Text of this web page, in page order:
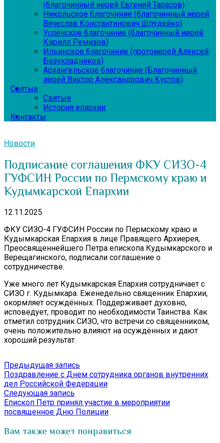
(благочинный иерей Евгений Тарасов)
Никольское благочиние (благочинный иерей
Вячеслав Константинович Шпудейко)
Успенское благочиние (благочинный иерей
Кирилл Ремизов)
Ильинское благочиние (протоиерей Алексей
Безукладников)
Архангельское благочиние (Благочинный
иерей Виктор Александрович Кустов)
Святые
Святые
История епархии
Контакты
Новости
Подписание соглашения ФКУ СИЗО-4
ГУФСИН России по Пермскому краю и
Кудымкарской Епархии
12.11.2025
ФКУ СИЗО-4 ГУФСИН России по Пермскому краю и
Кудымкарская Епархия в лице Правящего Архиерея,
Преосвященнейшего Петра епископа Кудымкарского и
Верещагинского, подписали соглашение о
сотрудничестве.
Уже много лет Кудымкарская Епархия сотрудничает с
СИЗО г. Кудымкара. Еженедельно священник Епархии,
окормляет осуждённых. Поддерживает духовно,
исповедует, проводит по необходимости Таинства. Как
отметил сотрудник СИЗО, что встречи со священником,
очень положительно влияют на осуждённых и дают
хороший результат.
Навигация
по
записям
Предыдущая запись
запись:
Поздравление с Днем сотрудника органов внутренних
дел Российской Федерации
Следующая запись
запись:
Епископ Петр принял участие в мероприятии
посвященное Дню Полиции
Вам также может понравиться